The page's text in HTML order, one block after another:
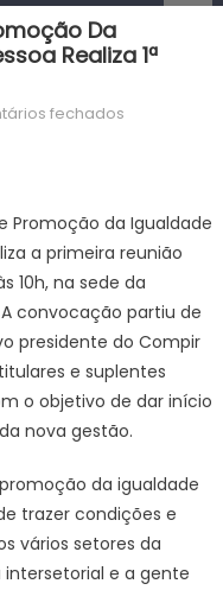
Da
Realiza 1ª
fechadosem
de
Promoção
da
Igualdade
Racial
João
Pessoa
realiza
reunião
ordinária
Promoção da Igualdade
a primeira reunião
10h, na sede da
convocação partiu de
presidente do Compir
e suplentes
o objetivo de dar início
nova gestão.
da igualdade
trazer condições e
vários setores da
e a gente